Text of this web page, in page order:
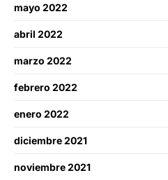
mayo 2022
abril 2022
marzo 2022
febrero 2022
enero 2022
diciembre 2021
noviembre 2021